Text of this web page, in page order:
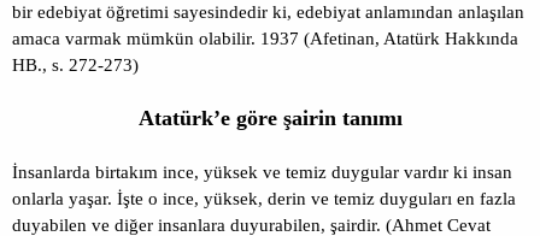
bir edebiyat öğretimi sayesindedir ki, edebiyat anlamından anlaşılan
amaca varmak mümkün olabilir. 1937 (Afetinan, Atatürk Hakkında
HB., s. 272-273)
Atatürk’e göre şairin tanımı
İnsanlarda birtakım ince, yüksek ve temiz duygular vardır ki insan
onlarla yaşar. İşte o ince, yüksek, derin ve temiz duyguları en fazla
duyabilen ve diğer insanlara duyurabilen, şairdir. (Ahmet Cevat